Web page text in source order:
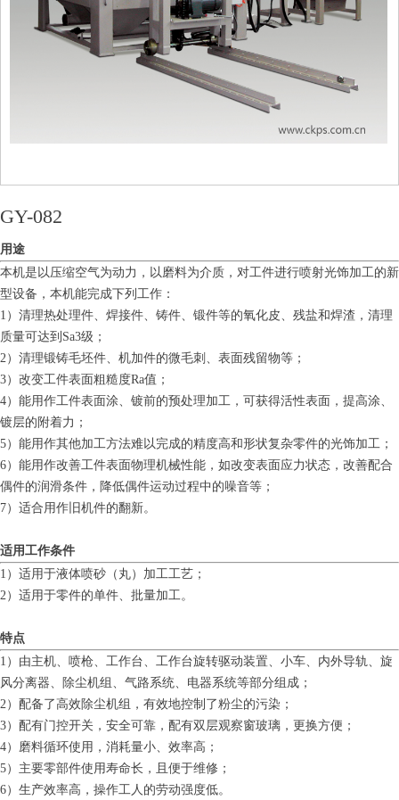
GY-082
用途
本机是以压缩空气为动力，以磨料为介质，对工件进行喷射光饰加工的新
型设备，本机能完成下列工作：
1）清理热处理件、焊接件、铸件、锻件等的氧化皮、残盐和焊渣，清理
质量可达到Sa3级；
2）清理锻铸毛坯件、机加件的微毛刺、表面残留物等；
3）改变工件表面粗糙度Ra值；
4）能用作工件表面涂、镀前的预处理加工，可获得活性表面，提高涂、
镀层的附着力；
5）能用作其他加工方法难以完成的精度高和形状复杂零件的光饰加工；
6）能用作改善工件表面物理机械性能，如改变表面应力状态，改善配合
偶件的润滑条件，降低偶件运动过程中的噪音等；
7）适合用作旧机件的翻新。
适用工作条件
1）适用于液体喷砂（丸）加工工艺；
2）适用于零件的单件、批量加工。
特点
1）由主机、喷枪、工作台、工作台旋转驱动装置、小车、内外导轨、旋
风分离器、除尘机组、气路系统、电器系统等部分组成；
2）配备了高效除尘机组，有效地控制了粉尘的污染；
3）配有门控开关，安全可靠，配有双层观察窗玻璃，更换方便；
4）磨料循环使用，消耗量小、效率高；
5）主要零部件使用寿命长，且便于维修；
6）生产效率高，操作工人的劳动强度低。